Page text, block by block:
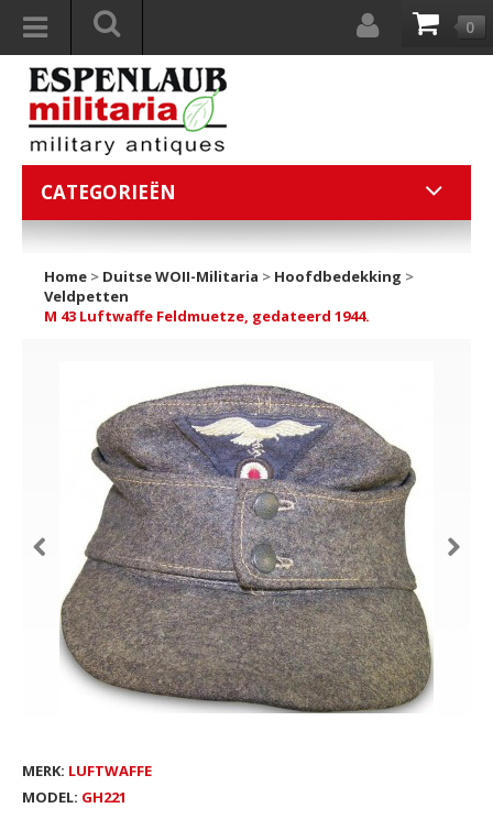
0
CATEGORIEËN
Home > Duitse WOII-Militaria > Hoofdbedekking >
Veldpetten
M 43 Luftwaffe Feldmuetze, gedateerd 1944.
MERK: LUFTWAFFE
MODEL: GH221